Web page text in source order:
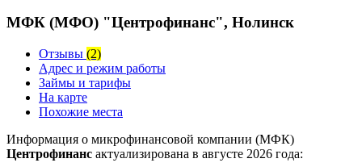
МФК (МФО) "Центрофинанс", Нолинск
Отзывы (2)
Адрес и режим работы
Займы и тарифы
На карте
Похожие места
Информация о микрофинансовой компании (МФК)
Центрофинанс актуализирована в августе 2026 года: